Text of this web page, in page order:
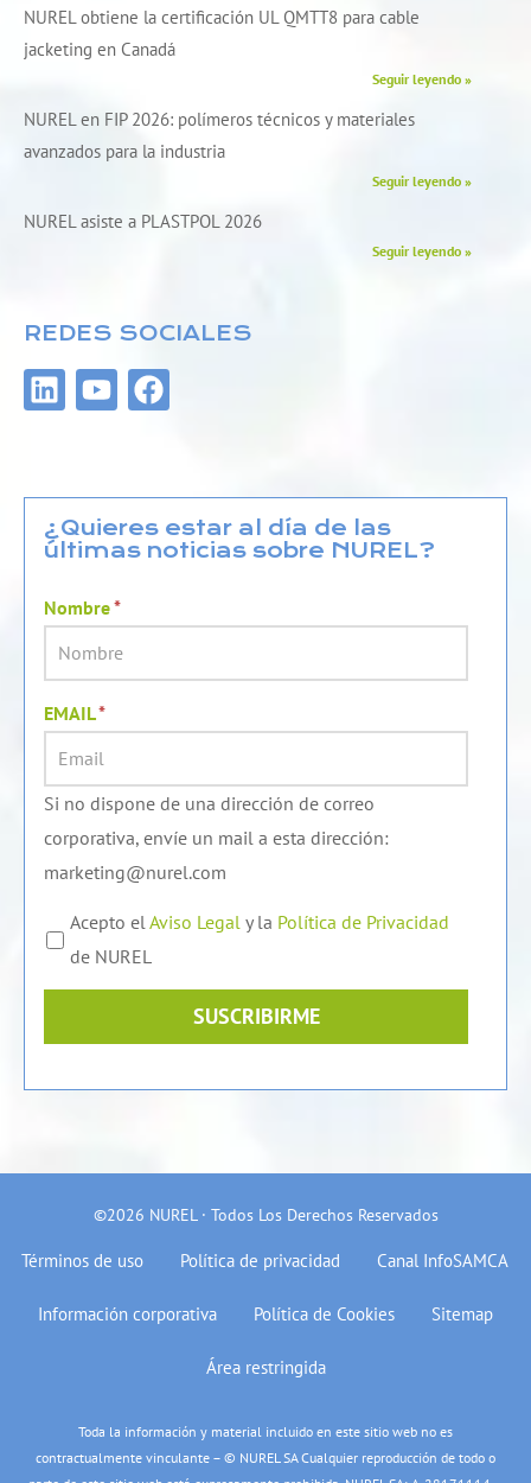
NUREL obtiene la certificación UL QMTT8 para cable
jacketing en Canadá
Seguir leyendo »
NUREL en FIP 2026: polímeros técnicos y materiales
avanzados para la industria
Seguir leyendo »
NUREL asiste a PLASTPOL 2026
Seguir leyendo »
REDES SOCIALES
L
i
e
d
i
Y
o
u
b
e
F
a
b
o
o
¿Quieres estar al día de las
últimas noticias sobre NUREL?
Nombre*
EMAIL*
Si no dispone de una dirección de correo
corporativa, envíe un mail a esta dirección:
marketing@nurel.com
Acepto el Aviso Legal y la Política de Privacidad
de NUREL
SUSCRIBIRME
©2026 NUREL · Todos Los Derechos Reservados
Términos de uso Política de privacidad Canal InfoSAMCA
Información corporativa Política de Cookies Sitemap
Área restringida
Toda la información y material incluido en este sitio web no es
contractualmente vinculante – © NUREL SA Cualquier reproducción de todo o